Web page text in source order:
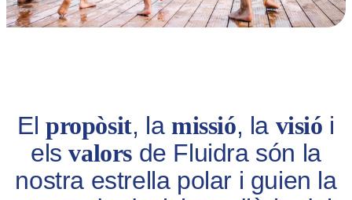
Elpropòsit, la missió, la visió i
elsvalors de Fluidra són la
nostra estrella polar i guien la